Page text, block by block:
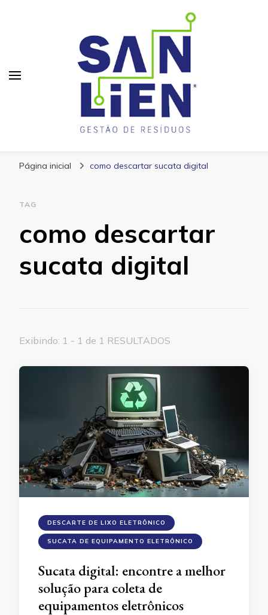
Página inicial como descartar sucata digital
TAG
como descartar
sucata digital
Exibindo: 1 - 1 de 1 RESULTADOS
DESCARTE DE LIXO ELETRÔNICO
SUCATA DE EQUIPAMENTO ELETRÔNICO
Sucata digital: encontre a melhor
solução para coleta de
equipamentos eletrônicos